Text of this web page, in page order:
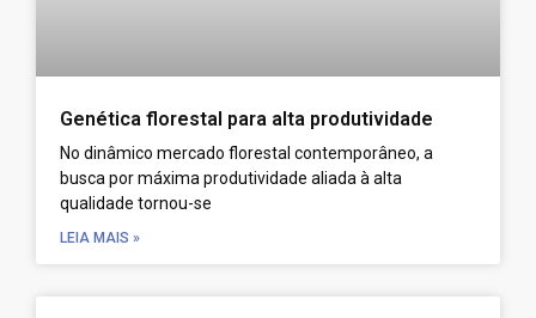
Genética florestal para alta produtividade
No dinâmico mercado florestal contemporâneo, a
busca por máxima produtividade aliada à alta
qualidade tornou-se
LEIA MAIS »